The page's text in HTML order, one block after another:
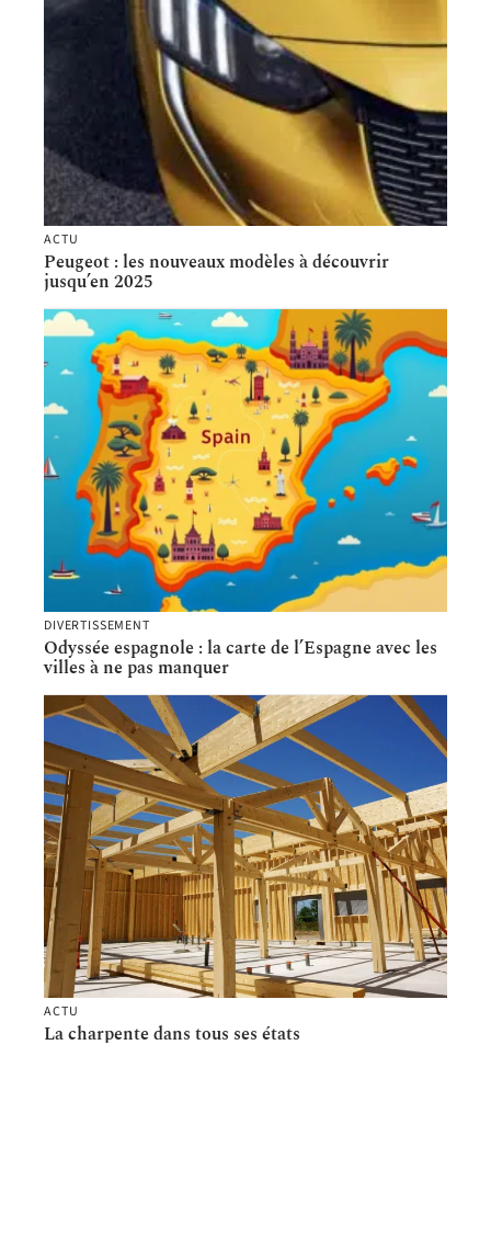
ACTU
Peugeot : les nouveaux modèles à découvrir
jusqu’en 2025
DIVERTISSEMENT
Odyssée espagnole : la carte de l’Espagne avec les
villes à ne pas manquer
ACTU
La charpente dans tous ses états